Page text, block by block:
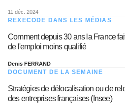
11 déc. 2024
REXECODE DANS LES MÉDIAS
Comment depuis 30 ans la France
de l'emploi moins qualifié
Denis FERRAND
DOCUMENT DE LA SEMAINE
Stratégies de délocalisation ou de
des entreprises françaises (Insee)